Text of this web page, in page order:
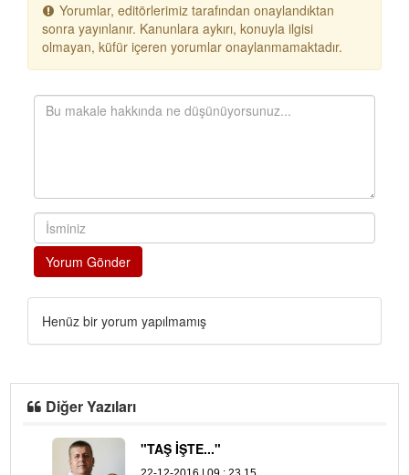
Yorumlar, editörlerimiz tarafından onaylandıktan
sonra yayınlanır. Kanunlara aykırı, konuyla ilgisi
olmayan, küfür içeren yorumlar onaylanmamaktadır.
Yorum Gönder
Henüz bir yorum yapılmamış
Diğer Yazıları
"TAŞ İŞTE..."